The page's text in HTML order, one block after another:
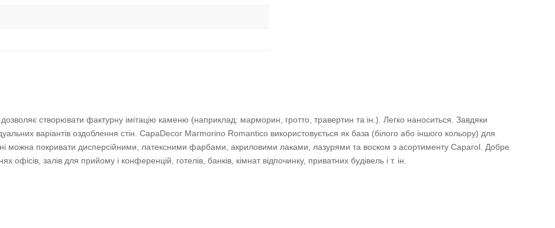
створювати фактурну імітацію каменю (наприклад: марморин, гротто, травертин та ін.). Легко наноситься. Завдяки
варіантів оздоблення стін. CapaDecor Marmorino Romantico використовується як база (білого або іншого кольору) для
можна покривати дисперсійними, латексними фарбами, акриловими лаками, лазурями та воском з асортименту Caparol. Добре
офісів, залів для прийому і конференцій, готелів, банків, кімнат відпочинку, приватних будівель i т. ін.